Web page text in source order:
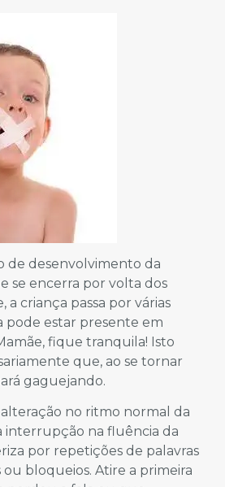
de desenvolvimento da
se encerra por volta dos
a criança passa por várias
pode estar presente em
fique tranquila! Isto
que, ao se tornar
gaguejando.
no ritmo normal da
interrupção na fluência da
por repetições de palavras
ou bloqueios. Atire a primeira